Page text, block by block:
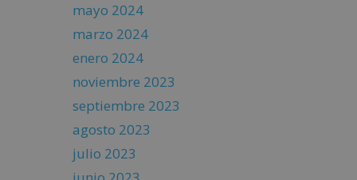
mayo 2024
marzo 2024
enero 2024
noviembre 2023
septiembre 2023
agosto 2023
julio 2023